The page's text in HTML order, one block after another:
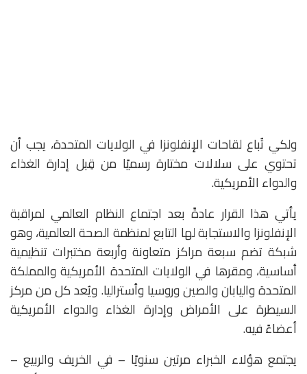
ولكي تُباع لقاحات الإنفلونزا في الولايات المتحدة، يجب أن
تحتوي على سلالات مختارة رسميًا من قِبل إدارة الغذاء
والدواء الأمريكية.
يأتي هذا القرار عادةً بعد اجتماع النظام العالمي لمراقبة
الإنفلونزا والاستجابة لها التابع لمنظمة الصحة العالمية، وهو
شبكة تضم سبعة مراكز متعاونة وأربعة مختبرات تنظيمية
أساسية، ومقرها في الولايات المتحدة الأمريكية والمملكة
المتحدة واليابان والصين وروسيا وأستراليا. ويُعد كل من مركز
السيطرة على الأمراض وإدارة الغذاء والدواء الأمريكية
أعضاءً فيه.
يجتمع هؤلاء الخبراء مرتين سنويًا – في الخريف والربيع –